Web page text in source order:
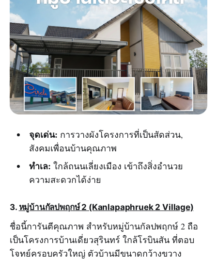
จุดเด่น: การวางผังโครงการที่เป็นสัดส่วน,
สังคมเพื่อนบ้านคุณภาพ
ทำเล: ใกล้ถนนเลี่ยงเมือง เข้าถึงสิ่งอำนวย
ความสะดวกได้ง่าย
3. หมู่บ้านกัลปพฤกษ์ 2 (Kanlapaphruek 2 Village)
ชื่อนี้การันตีคุณภาพ สำหรับหมู่บ้านกัลปพฤกษ์ 2 ถือ
เป็นโครงการบ้านเดี่ยวสุรินทร์ ใกล้โรบินสัน ที่ตอบ
โจทย์ครอบครัวใหญ่ ตัวบ้านมีขนาดกว้างขวาง